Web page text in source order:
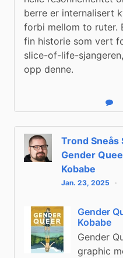
berre er internalisert
forbi mellom to ruter.
fin historie som vert
slice-of-life-
opp denne.
Trond Sneås
Gender
Kobabe
Jan. 23, 2025
Gender
Kobabe
Gender
graphic